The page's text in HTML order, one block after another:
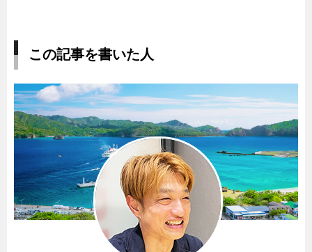
この記事を書いた人